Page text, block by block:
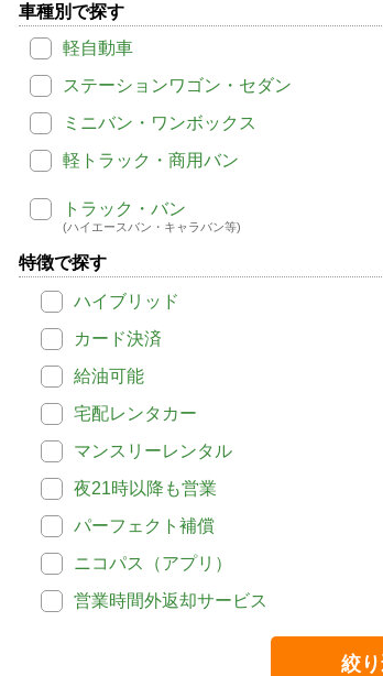
車種別で探す
軽自動車
ステーションワゴン・セダン
ミニバン・ワンボックス
軽トラック・商用バン
トラック・バン
(ハイエースバン・キャラバン等)
特徴で探す
ハイブリッド
カード決済
給油可能
宅配レンタカー
マンスリーレンタル
夜21時以降も営業
パーフェクト補償
ニコパス（アプリ）
営業時間外返却サービス
絞